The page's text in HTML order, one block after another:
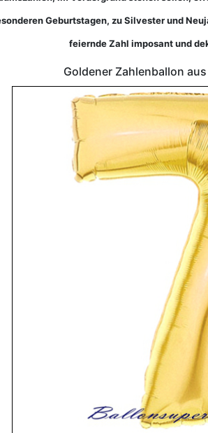
Geburtstagen, zu Silvester und
feiernde Zahl imposant und
Goldener Zahlenballon